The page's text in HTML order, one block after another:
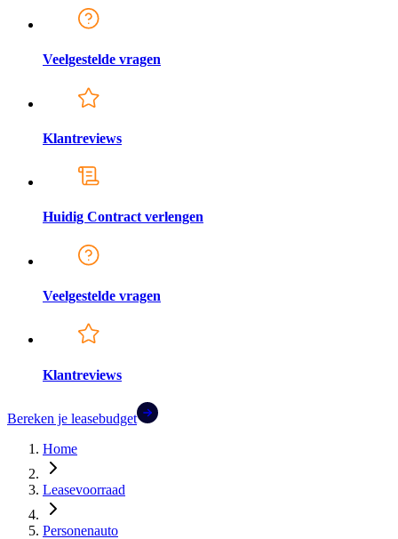
Veelgestelde vragen
Klantreviews
Huidig Contract verlengen
Veelgestelde vragen
Klantreviews
Bereken je leasebudget
Home
Leasevoorraad
Personenauto